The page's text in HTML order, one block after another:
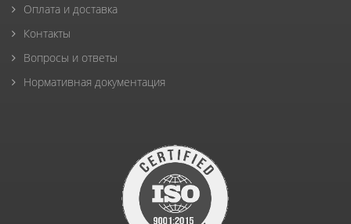
Оплата и доставка
Контакты
Вопросы и ответы
Нормативная документация